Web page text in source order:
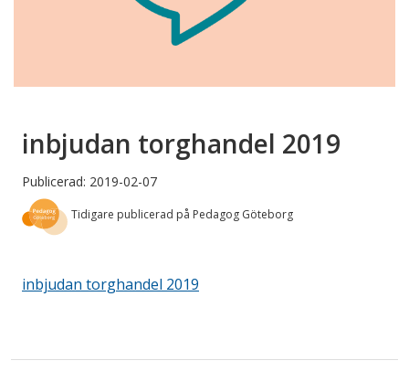
inbjudan torghandel 2019
Publicerad: 2019-02-07
Tidigare publicerad på Pedagog Göteborg
inbjudan torghandel 2019